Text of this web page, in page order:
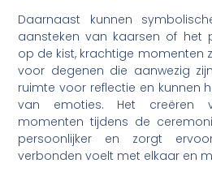
Daarnaast kunnen
aansteken van kaarsen of het
op de kist, krachtige momenten
voor degenen die aanwezig
ruimte voor reflectie en kunnen
van emoties. Het creëren
momenten tijdens de
persoonlijker en zorgt
verbonden voelt met elkaar en